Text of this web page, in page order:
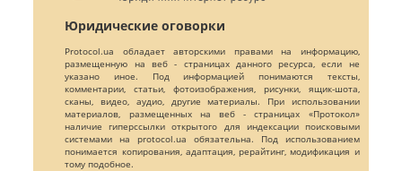
Юридические оговорки
Protocol.ua обладает авторскими правами на информацию,
размещенную на веб - страницах данного ресурса, если не
указано иное. Под информацией понимаются тексты,
комментарии, статьи, фотоизображения, рисунки, ящик-шота,
сканы, видео, аудио, другие материалы. При использовании
материалов, размещенных на веб - страницах «Протокол»
наличие гиперссылки открытого для индексации поисковыми
системами на protocol.ua обязательна. Под использованием
понимается копирования, адаптация, рерайтинг, модификация и
тому подобное.